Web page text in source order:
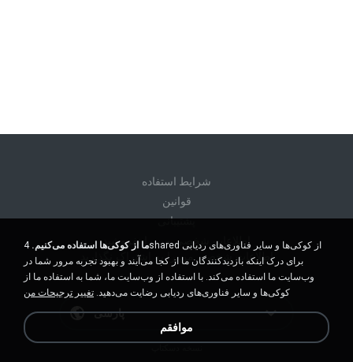
شرايط استفاده
قوانين
پشتیبانی
اطلاعات شخصی من را نفروشید
اطلاعات شخصی من را به اشتراک نگذارید
پارسی
ما از کوکی‌ها استفاده می‌کنیم. 4shared از کوکی‌ها و سایر فناوری‌های ردیابی
برای درک اینکه بازدیدکنندگان ما از کجا می‌آیند و بهبود تجربه مرور شما در
وب‌سایت ما استفاده می‌کند. با استفاده از وب‌سایت ما، شما به استفاده ما از
کوکی‌ها و سایر فناوری‌های ردیابی رضایت می‌دهید. تغییر ترجیحات من
موافقم